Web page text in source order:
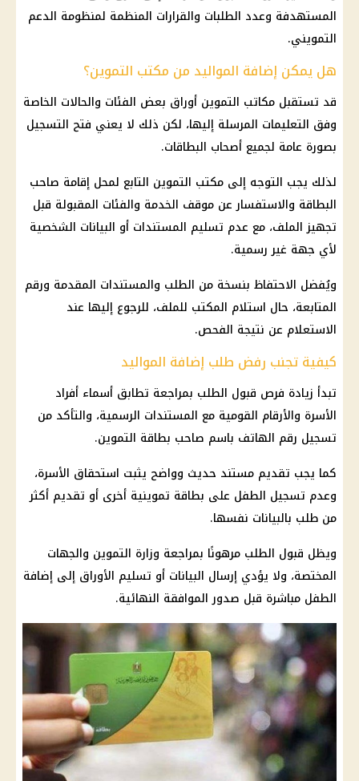
المستهدفة وعدد الطلبات والقرارات المنظمة لمنظومة الدعم
التمويني.
هل يمكن إضافة المواليد من مكتب التموين؟
قد تستقبل مكاتب التموين أوراق بعض الفئات والحالات الخاصة
وفق التعليمات المرسلة إليها، لكن ذلك لا يعني فتح التسجيل
بصورة عامة لجميع أصحاب البطاقات.
لذلك يجب التوجه إلى مكتب التموين التابع لمحل إقامة صاحب
البطاقة والاستفسار عن موقف الخدمة والفئات المقبولة قبل
تجهيز الملف، مع عدم تسليم المستندات أو البيانات الشخصية
لأي جهة غير رسمية.
ويُفضل الاحتفاظ بنسخة من الطلب والمستندات المقدمة ورقم
المتابعة، حال استلام المكتب للملف، للرجوع إليها عند
الاستعلام عن نتيجة الفحص.
كيفية تجنب رفض طلب إضافة المواليد
تبدأ زيادة فرص قبول الطلب بمراجعة تطابق أسماء أفراد
الأسرة والأرقام القومية مع المستندات الرسمية، والتأكد من
تسجيل رقم الهاتف باسم صاحب بطاقة التموين.
كما يجب تقديم مستند حديث وواضح يثبت استحقاق الأسرة،
وعدم تسجيل الطفل على بطاقة تموينية أخرى أو تقديم أكثر
من طلب بالبيانات نفسها.
ويظل قبول الطلب مرهونًا بمراجعة وزارة التموين والجهات
المختصة، ولا يؤدي إرسال البيانات أو تسليم الأوراق إلى إضافة
الطفل مباشرة قبل صدور الموافقة النهائية.